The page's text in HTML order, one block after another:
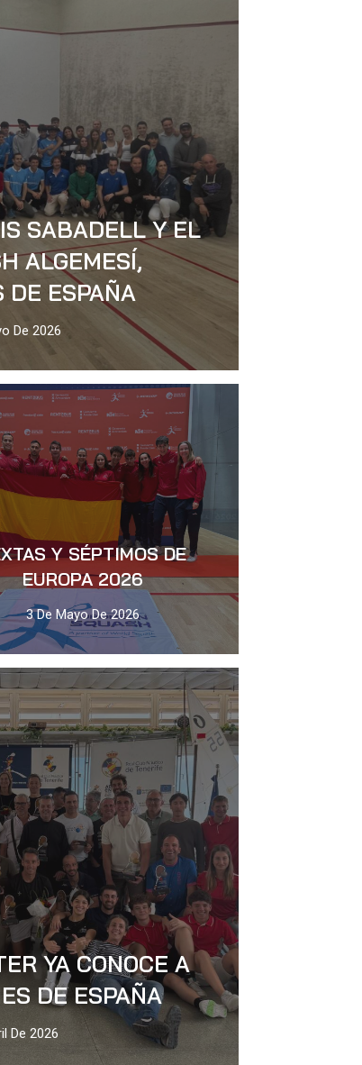
SABADELL Y EL
ALGEMESÍ,
DE ESPAÑA
De 2026
Y SÉPTIMOS DE
EUROPA 2026
3 De Mayo De 2026
YA CONOCE A
DE ESPAÑA
De 2026